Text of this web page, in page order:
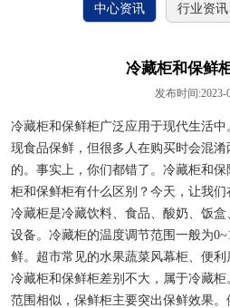
中心资讯 行业资讯
冷藏柜和保鲜
发布时间:2023-
冷藏柜和保鲜柜广泛应用于现代生活
现食品保鲜，但很多人在购买时会混
的。事实上，你们都错了。冷藏柜和
柜和保鲜柜有什么区别？今天，让我们
冷藏柜是冷藏饮料、食品、酸奶、饭
设备。冷藏柜的温度调节范围一般为
鲜。超市常见的水果蔬菜风幕柜、便利
冷藏柜和保鲜柜差别不大，属于冷藏
范围相似，保鲜柜主要突出保鲜效果
灭活恒温箱
锂电池测试恒温箱
实验室低温冰箱